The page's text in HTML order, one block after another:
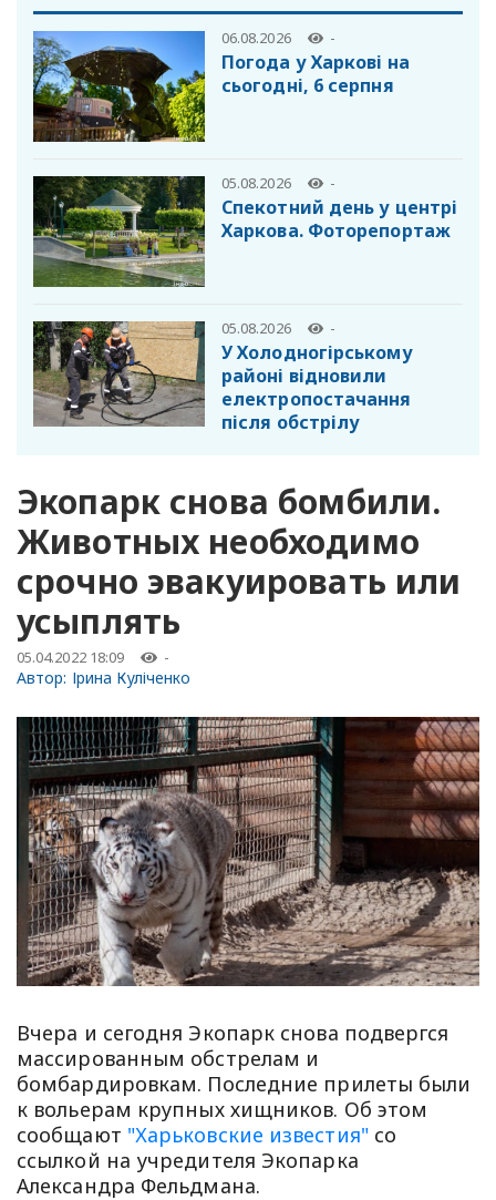
06.08.2026 -
Погода у Харкові на
сьогодні, 6 серпня
05.08.2026 -
Спекотний день у центрі
Харкова. Фоторепортаж
05.08.2026 -
У Холодногірському
районі відновили
електропостачання
після обстрілу
Экопарк снова бомбили.
Животных необходимо
срочно эвакуировать или
усыплять
05.04.2022 18:09 -
Автор: Ірина Куліченко
Вчера и сегодня Экопарк снова подвергся
массированным обстрелам и
бомбардировкам. Последние прилеты были
к вольерам крупных хищников. Об этом
сообщают "Харьковские известия"со
ссылкой на учредителя Экопарка
Александра Фельдмана.